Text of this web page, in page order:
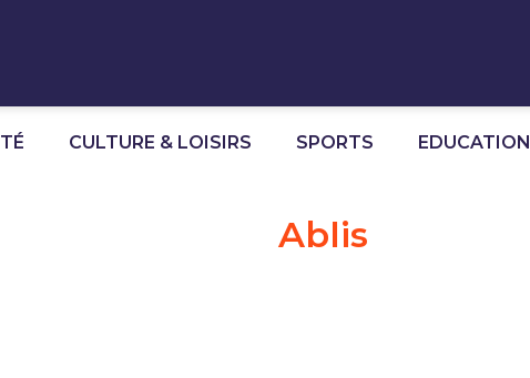
CULTURE & LOISIRS SPORTS EDUCATION
Ablis